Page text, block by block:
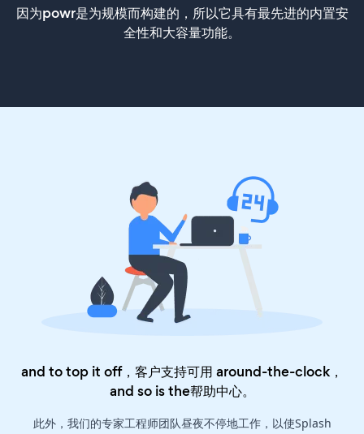
因为powr是为规模而构建的，所以它具有最先进的内置安
全性和大容量功能。
and to top it off，客户支持可用 around-the-clock，
and so is the帮助中心。
此外，我们的专家工程师团队昼夜不停地工作，以使Splash